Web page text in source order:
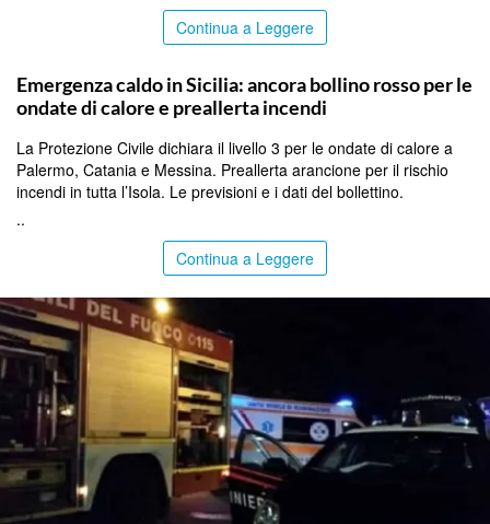
Continua a Leggere
Emergenza caldo in Sicilia: ancora bollino rosso per le
ondate di calore e preallerta incendi
La Protezione Civile dichiara il livello 3 per le ondate di calore a
Palermo, Catania e Messina. Preallerta arancione per il rischio
incendi in tutta l’Isola. Le previsioni e i dati del bollettino.
..
Continua a Leggere